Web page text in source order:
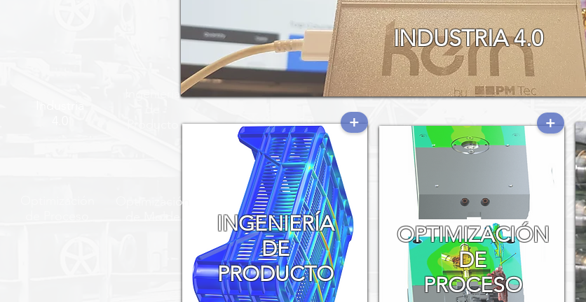
Ingeniería
Optimización
INDUSTRIA 4.0
INGENIERÍA
DE
PRODUCTO
+
​OPTIMIZACIÓN
DE
PROCESO
+